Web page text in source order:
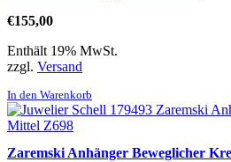
€155,00
Enthält 19% MwSt.
zzgl. Versand
In den Warenkorb
Zaremski Anhänger Beweglicher